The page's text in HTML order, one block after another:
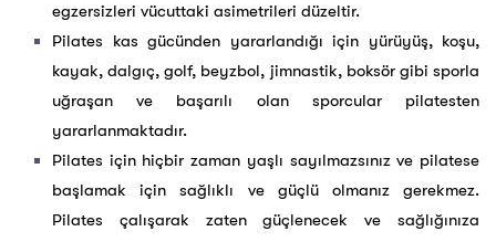
egzersizleri vücuttaki asimetrileri düzeltir.
Pilates kas gücünden yararlandığı için yürüyüş, koşu,
kayak, dalgıç, golf, beyzbol, jimnastik, boksör gibi sporla
uğraşan ve başarılı olan sporcular pilatesten
yararlanmaktadır.
Pilates için hiçbir zaman yaşlı sayılmazsınız ve pilatese
başlamak için sağlıklı ve güçlü olmanız gerekmez.
Pilates çalışarak zaten güçlenecek ve sağlığınıza